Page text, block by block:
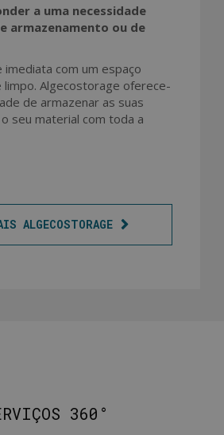
a uma necessidade
armazenamento ou de
imediata com um espaço
limpo. Algecostorage oferece-
de armazenar as suas
seu material com toda a
ALGECOSTORAGE
360°